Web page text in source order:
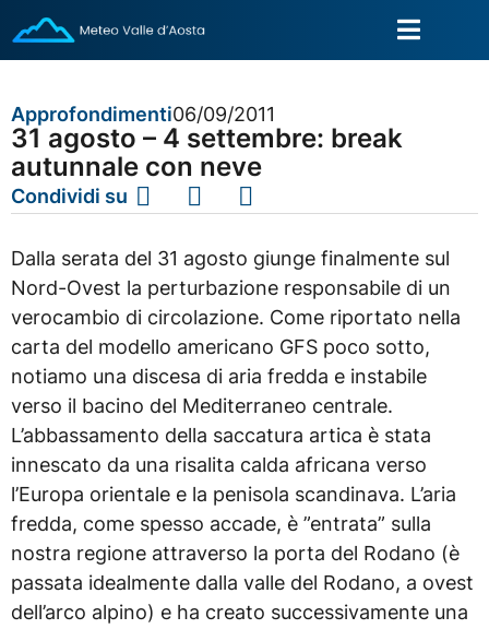
Approfondimenti06/09/2011
31 agosto – 4 settembre: break
autunnale con neve
Condividi su
Dalla serata del 31 agosto giunge finalmente sul
Nord-Ovest la perturbazione responsabile di un
verocambio di circolazione. Come riportato nella
carta del modello americano GFS poco sotto,
notiamo una discesa di aria fredda e instabile
verso il bacino del Mediterraneo centrale.
L’abbassamento della saccatura artica è stata
innescato da una risalita calda africana verso
l’Europa orientale e la penisola scandinava. L’aria
fredda, come spesso accade, è ”entrata” sulla
nostra regione attraverso la porta del Rodano (è
passata idealmente dalla valle del Rodano, a ovest
dell’arco alpino) e ha creato successivamente una